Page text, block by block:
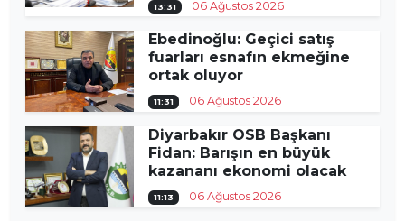
13:31 06 Ağustos 2026
Ebedinoğlu: Geçici satış
fuarları esnafın ekmeğine
ortak oluyor
11:31 06 Ağustos 2026
Diyarbakır OSB Başkanı
Fidan: Barışın en büyük
kazananı ekonomi olacak
11:13 06 Ağustos 2026